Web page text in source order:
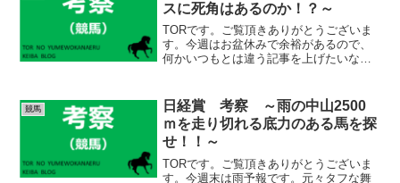
スに死角はあるのか！？～
TORです。ご覧頂きありがとうございま
す。今週はお盆休みで余裕があるので、
何かいつもとは違う記事を上げたいなと
んですが、休みの時くらい、ゆっくりし
たくなりますよね笑。 ...
競馬
日経賞 考察 ～雨の中山2500
ｍを走り切れる底力のある馬を探
せ！！～
TORです。ご覧頂きありがとうございま
す。今週末は雨予報です。元々タフな舞